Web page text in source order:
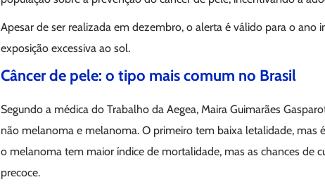
Apesar de ser realizada em dezembro, o alerta é válido para o ano
exposição excessiva ao sol.
Câncer de pele: o tipo mais comum no Brasil
Segundo a médica do Trabalho da Aegea, Maira Guimarães
não melanoma e melanoma. O primeiro tem baixa letalidade, mas
o melanoma tem maior índice de mortalidade, mas as chances de
precoce.